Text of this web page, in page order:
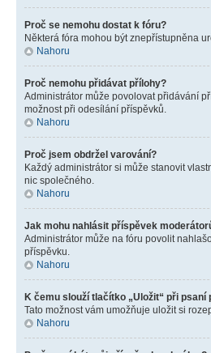
Proč se nemohu dostat k fóru?
Některá fóra mohou být znepřístupněna
Nahoru
Proč nemohu přidávat přílohy?
Administrátor může povolovat přidávání
možnost při odesílání příspěvků.
Nahoru
Proč jsem obdržel varování?
Každý administrátor si může stanovit
nic společného.
Nahoru
Jak mohu nahlásit příspěvek
Administrátor může na fóru povolit
příspěvku.
Nahoru
K čemu slouží tlačítko „Uložit“ při psaní
Tato možnost vám umožňuje uložit si
Nahoru